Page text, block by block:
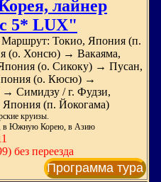
лайнер
5* LUX"
Маршрут: Токио, Япония (п.
(о. Хонсю) → Вакаяма,
(о. Сикоку) → Пусан,
(о. Кюсю) →
Симидзу / г. Фудзи,
(п. Йокогама)
круизы.
в Южную Корею, в Азию
без переезда
Программа тура